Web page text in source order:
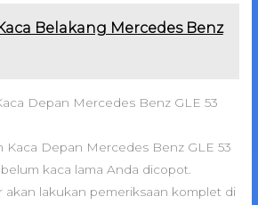
Belakang Mercedes Benz
Depan Mercedes Benz GLE 53
Kaca Depan Mercedes Benz GLE 53
kaca lama Anda dicopot.
akan lakukan pemeriksaan komplet di